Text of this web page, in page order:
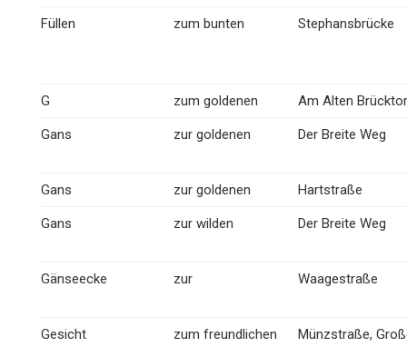
Füllen zum bunten Stephansbrücke
G zum goldenen Am Alten Brücktor
Gans zur goldenen Der Breite Weg
Gans zur goldenen Hartstraße
Gans zur wilden Der Breite Weg
Gänseecke zur Waagestraße
Gesicht zum freundlichen Münzstraße,